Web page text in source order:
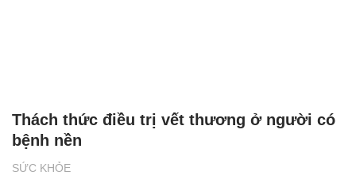
SỨC KHỎE
Thách thức điều trị vết thương ở người có
bệnh nền